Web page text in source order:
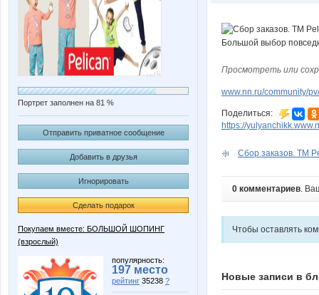
Портрет заполнен на 81 %
Отправить приватное сообщение
Добавить в друзья
Игнорировать
Сделать подарок
Покупаем вместе: БОЛЬШОЙ ШОПИНГ
(взрослый)
популярность:
197 место
рейтинг 35238 ?
Просмотреть или
www.nn.ru/community/
Поделиться:
https://
Сбор заказов. ТМ
0 комментариев.
Чтобы оставлять
Новые записи в